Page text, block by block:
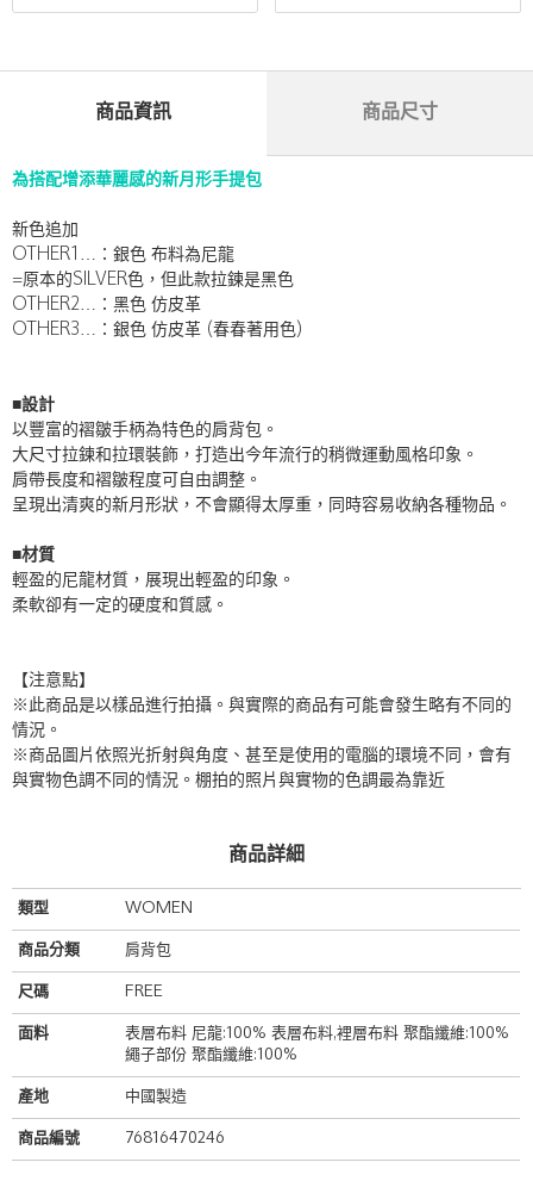
商品資訊 商品尺寸
為搭配增添華麗感的新月形手提包
新色追加
OTHER1…：銀色 布料為尼龍
=原本的SILVER色，但此款拉鍊是黑色
OTHER2…：黑色 仿皮革
OTHER3…：銀色 仿皮革 (春春著用色)
■設計
以豐富的褶皺手柄為特色的肩背包。
大尺寸拉鍊和拉環裝飾，打造出今年流行的稍微運動風格印象。
肩帶長度和褶皺程度可自由調整。
呈現出清爽的新月形狀，不會顯得太厚重，同時容易收納各種物品。
■材質
輕盈的尼龍材質，展現出輕盈的印象。
柔軟卻有一定的硬度和質感。
【注意點】
※此商品是以樣品進行拍攝。與實際的商品有可能會發生略有不同的
情況。
※商品圖片依照光折射與角度、甚至是使用的電腦的環境不同，會有
與實物色調不同的情況。棚拍的照片與實物的色調最為靠近
商品詳細
類型 WOMEN
商品分類 肩背包
尺碼 FREE
面料
表層布料 尼龍:100% 表層布料,裡層布料 聚酯纖維:100%
繩子部份 聚酯纖維:100%
產地 中國製造
商品編號 76816470246